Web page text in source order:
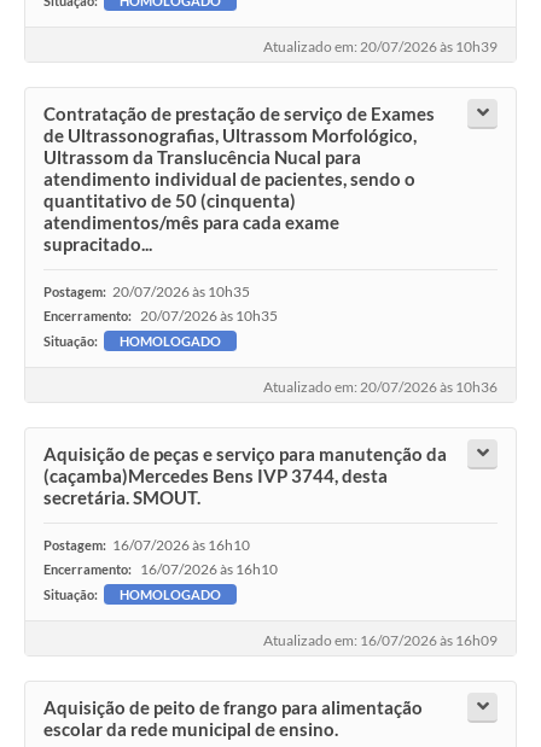
Atualizado em: 20/07/2026 às 10h39
Contratação de prestação de serviço de Exames
de Ultrassonografias, Ultrassom Morfológico,
Ultrassom da Translucência Nucal para
atendimento individual de pacientes, sendo o
quantitativo de 50 (cinquenta)
atendimentos/mês para cada exame
supracitado...
Postagem: 20/07/2026 às 10h35
Encerramento: 20/07/2026 às 10h35
Situação: HOMOLOGADO
Atualizado em: 20/07/2026 às 10h36
Aquisição de peças e serviço para manutenção da
(caçamba)Mercedes Bens IVP 3744, desta
secretária. SMOUT.
Postagem: 16/07/2026 às 16h10
Encerramento: 16/07/2026 às 16h10
Situação: HOMOLOGADO
Atualizado em: 16/07/2026 às 16h09
Aquisição de peito de frango para alimentação
escolar da rede municipal de ensino.